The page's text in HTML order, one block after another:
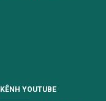
KÊNH YOUTUBE